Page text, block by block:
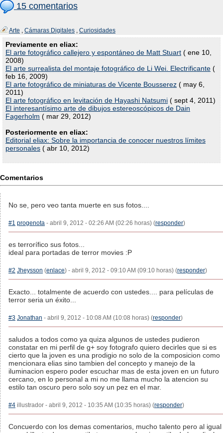
15 comentarios
Arte , Cámaras Digitales , Curiosidades
Previamente en eliax:
El arte fotográfico callejero y espontáneo de Matt Stuart ( ene 10,
2008)
El arte surrealista del montaje fotográfico de Li Wei. Electrificante (
feb 16, 2009)
El arte fotográfico de miniaturas de Vicente Bousserez ( may 6,
2011)
El arte fotográfico en levitación de Hayashi Natsumi ( sept 4, 2011)
El interesantísimo arte de dibujos estereoscópicos de Dain
Fagerholm ( mar 29, 2012)
Posteriormente en eliax:
Editorial eliax: Sobre la importancia de conocer nuestros límites
personales ( abr 10, 2012)
Comentarios
No se, pero veo tanta muerte en sus fotos....
#1 progenota - abril 9, 2012 - 02:26 AM (02:26 horas) (responder)
es terrorífico sus fotos...
ideal para portadas de terror movies :P
#2 Jheysson (enlace) - abril 9, 2012 - 09:10 AM (09:10 horas) (responder)
Exacto... totalmente de acuerdo con ustedes.... para películas de
terror seria un éxito...
#3 Jonathan - abril 9, 2012 - 10:08 AM (10:08 horas) (responder)
saludos a todos como ya quiza algunos de ustedes pudieron
constatar en mi perfil de g+ soy fotografo quiero decirles que si es
cierto que la joven es una prodigio no solo de la composicion como
mencionara elias sino tambien del concepto y manejo de la
iluminacion espero poder escuchar mas de esta joven en un futuro
cercano, en lo personal a mi no me llama mucho la atencion su
estilo tan oscuro pero solo soy un pez en el mar.
#4 illustrador - abril 9, 2012 - 10:35 AM (10:35 horas) (responder)
Concuerdo con los demas comentarios, mucho talento pero al igual